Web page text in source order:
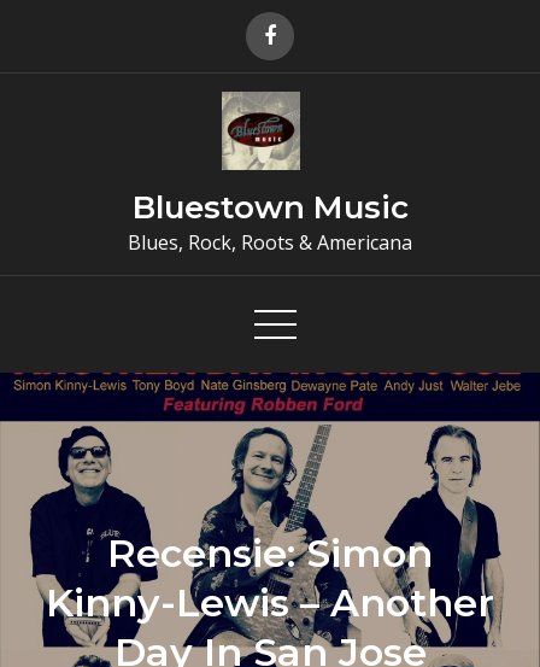
Bluestown Music
Blues, Rock, Roots & Americana
Recensie: Simon
Kinny-Lewis – Another
Day In San Jose